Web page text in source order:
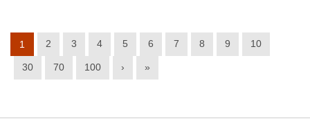
1 2 3 4 5 6 7 8 9 10
30 70 100 › »